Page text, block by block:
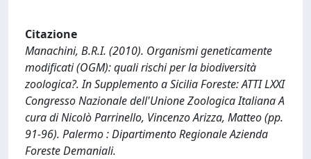
Citazione
Manachini, B.R.I. (2010). Organismi geneticamente
modificati (OGM): quali rischi per la biodiversità
zoologica?. In Supplemento a Sicilia Foreste: ATTI LXXI
Congresso Nazionale dell'Unione Zoologica Italiana A
cura di Nicolò Parrinello, Vincenzo Arizza, Matteo (pp.
91-96). Palermo : Dipartimento Regionale Azienda
Foreste Demaniali.